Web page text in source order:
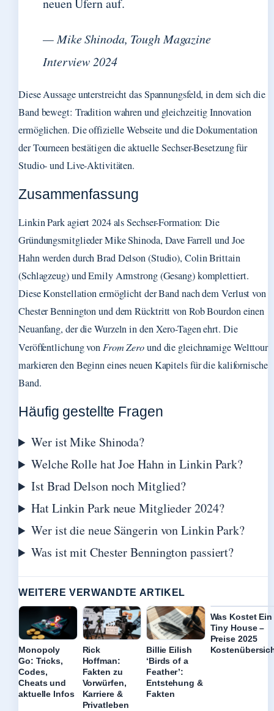
neuen Ufern auf.
— Mike Shinoda, Tough Magazine
Interview 2024
Diese Aussage unterstreicht das Spannungsfeld, in dem sich die
Band bewegt: Tradition wahren und gleichzeitig Innovation
ermöglichen. Die offizielle Webseite und die Dokumentation
der Tourneen bestätigen die aktuelle Sechser-Besetzung für
Studio- und Live-Aktivitäten.
Zusammenfassung
Linkin Park agiert 2024 als Sechser-Formation: Die
Gründungsmitglieder Mike Shinoda, Dave Farrell und Joe
Hahn werden durch Brad Delson (Studio), Colin Brittain
(Schlagzeug) und Emily Armstrong (Gesang) komplettiert.
Diese Konstellation ermöglicht der Band nach dem Verlust von
Chester Bennington und dem Rücktritt von Rob Bourdon einen
Neuanfang, der die Wurzeln in den Xero-Tagen ehrt. Die
Veröffentlichung vonFrom Zeround die gleichnamige Welttour
markieren den Beginn eines neuen Kapitels für die kalifornische
Band.
Häufig gestellte Fragen
Wer ist Mike Shinoda?
Welche Rolle hat Joe Hahn in Linkin Park?
Ist Brad Delson noch Mitglied?
Hat Linkin Park neue Mitglieder 2024?
Wer ist die neue Sängerin von Linkin Park?
Was ist mit Chester Bennington passiert?
WEITERE VERWANDTE ARTIKEL
Monopoly
Go: Tricks,
Codes,
Cheats und
aktuelle Infos
Rick
Hoffman:
Fakten zu
Vorwürfen,
Karriere &
Privatleben
Billie Eilish
‘Birds of a
Feather’:
Entstehung &
Fakten
Was Kostet Ein
Tiny House –
Preise 2025